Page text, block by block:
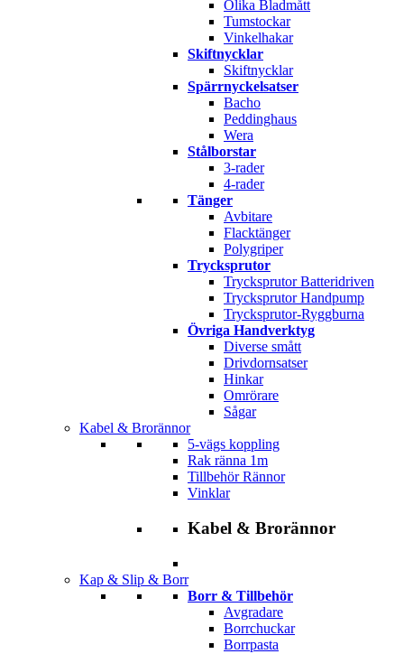
Olika Bladmått
Tumstockar
Vinkelhakar
Skiftnycklar
Skiftnycklar
Spärrnyckelsatser
Bacho
Peddinghaus
Wera
Stålborstar
3-rader
4-rader
Tänger
Avbitare
Flacktänger
Polygriper
Trycksprutor
Trycksprutor Batteridriven
Trycksprutor Handpump
Trycksprutor-Ryggburna
Övriga Handverktyg
Diverse smått
Drivdornsatser
Hinkar
Omrörare
Sågar
Kabel & Brorännor
5-vägs koppling
Rak ränna 1m
Tillbehör Rännor
Vinklar
Kabel & Brorännor
Kap & Slip & Borr
Borr & Tillbehör
Avgradare
Borrchuckar
Borrpasta